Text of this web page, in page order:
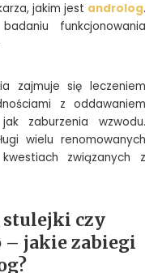
jakim jest androlog.
funkcjonowania
zajmuje się leczeniem
z oddawaniem
zaburzenia wzwodu.
wielu renomowanych
związanych z
stulejki czy
– jakie zabiegi